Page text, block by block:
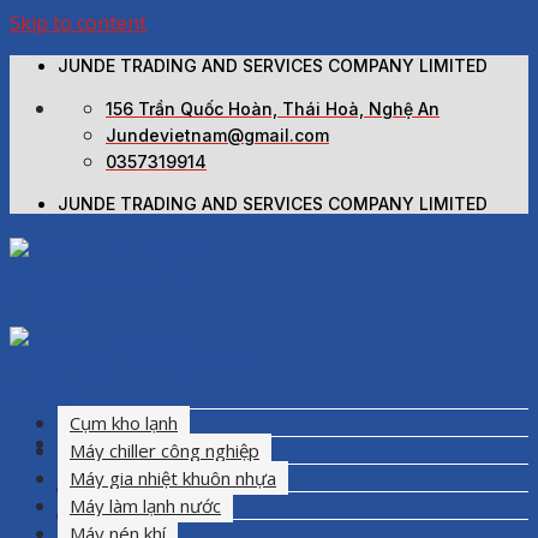
Skip to content
JUNDE TRADING AND SERVICES COMPANY LIMITED
156 Trần Quốc Hoàn, Thái Hoà, Nghệ An
Jundevietnam@gmail.com
0357319914
JUNDE TRADING AND SERVICES COMPANY LIMITED
Trang chủ
Giới thiệu
Cụm kho lạnh
Máy chiller công nghiệp
Máy gia nhiệt khuôn nhựa
Máy làm lạnh nước
Máy nén khí